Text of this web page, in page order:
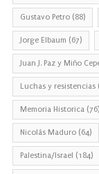
Gustavo Petro (88)
Jorge Elbaum (67)
Juan J. Paz y Miño
Luchas y resistencias
Memoria Historica (76)
Nicolás Maduro (64)
Palestina/Israel (184)